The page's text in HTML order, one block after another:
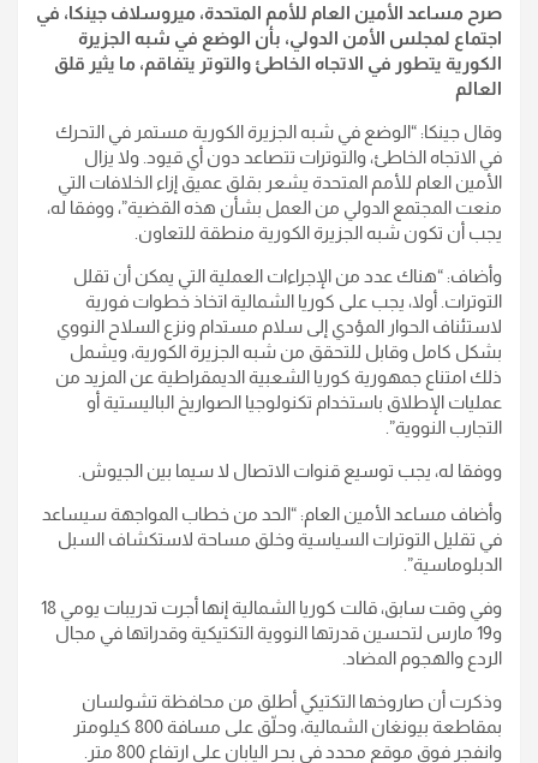
صرح مساعد الأمين العام للأمم المتحدة، ميروسلاف جينكا، في
اجتماع لمجلس الأمن الدولي، بأن الوضع في شبه الجزيرة
الكورية يتطور في الاتجاه الخاطئ والتوتر يتفاقم، ما يثير قلق
العالم
وقال جينكا: “الوضع في شبه الجزيرة الكورية مستمر في التحرك
في الاتجاه الخاطئ، والتوترات تتصاعد دون أي قيود. ولا يزال
الأمين العام للأمم المتحدة يشعر بقلق عميق إزاء الخلافات التي
منعت المجتمع الدولي من العمل بشأن هذه القضية”، ووفقا له،
يجب أن تكون شبه الجزيرة الكورية منطقة للتعاون.
وأضاف: “هناك عدد من الإجراءات العملية التي يمكن أن تقلل
التوترات. أولا، يجب على كوريا الشمالية اتخاذ خطوات فورية
لاستئناف الحوار المؤدي إلى سلام مستدام ونزع السلاح النووي
بشكل كامل وقابل للتحقق من شبه الجزيرة الكورية، ويشمل
ذلك امتناع جمهورية كوريا الشعبية الديمقراطية عن المزيد من
عمليات الإطلاق باستخدام تكنولوجيا الصواريخ الباليستية أو
التجارب النووية”.
ووفقا له، يجب توسيع قنوات الاتصال لا سيما بين الجيوش.
وأضاف مساعد الأمين العام: “الحد من خطاب المواجهة سيساعد
في تقليل التوترات السياسية وخلق مساحة لاستكشاف السبل
الدبلوماسية”.
وفي وقت سابق، قالت كوريا الشمالية إنها أجرت تدريبات يومي 18
و19 مارس لتحسين قدرتها النووية التكتيكية وقدراتها في مجال
الردع والهجوم المضاد.
وذكرت أن صاروخها التكتيكي أطلق من محافظة تشولسان
بمقاطعة بيونغان الشمالية، وحلّق على مسافة 800 كيلومتر
وانفجر فوق موقع محدد في بحر اليابان على ارتفاع 800 متر.